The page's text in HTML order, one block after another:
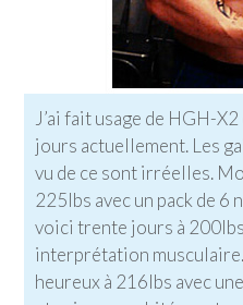
J’ai fait usage de HGH-
jours actuellement. Les
vu de ce sont irréelles.
225lbs avec un pack de 6
voici trente jours à
interprétation
heureux à 216lbs avec